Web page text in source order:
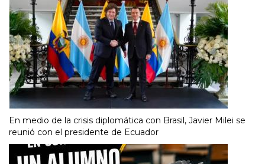
En medio de la crisis diplomática con Brasil, Javier Milei se
reunió con el presidente de Ecuador